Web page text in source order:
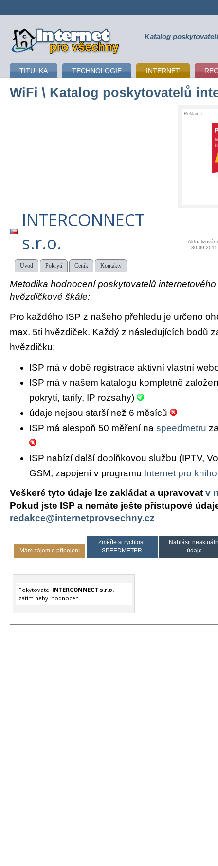
připojení k internetu Katalog
TITULKA TECHNOLOGIE INTERNET
WiFi \ Katalog poskytovatelů
Reklama:
INTERCONNECT
s.r.o.
30.09.2015
Úvod Pokrytí Ceník Kontakty
Metodika hodnocení poskytovatelů
hvězdičkové škále:
Pro každého ISP z našeho přehledu je určeno
max. 5ti hvězdiček. Každý z následujících bodů
hvězdičku:
ISP má v době registrace aktivní vlastní
ISP má v našem katalogu kompletně
pokrytí, tarify, IP rozsahy)
údaje nejsou starší než 6 měsíců
ISP má alespoň 50 měření na speedmetru
ISP nabízí další doplňkovou službu (IPTV,
GSM, zapojení v programu Internet pro
Veškeré tyto údaje lze zakládat a upravovat v
Pokud jste ISP a nemáte ješte přístupové
redakce@internetprovsechny.cz
Mám zájem o připojení
Změřte si rychlost:
SPEEDMETER
Nahlásit
údaje
Pokytovatel INTERCONNECT s.r.o.
zatím nebyl hodnocen.